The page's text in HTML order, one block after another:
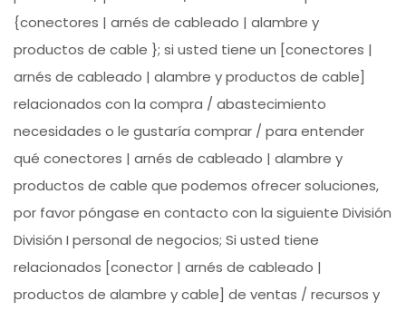
{conectores | arnés de cableado | alambre y
productos de cable }; si usted tiene un [conectores |
arnés de cableado | alambre y productos de cable]
relacionados con la compra / abastecimiento
necesidades o le gustaría comprar / para entender
qué conectores | arnés de cableado | alambre y
productos de cable que podemos ofrecer soluciones,
por favor póngase en contacto con la siguiente División
División I personal de negocios; Si usted tiene
relacionados [conector | arnés de cableado |
productos de alambre y cable] de ventas / recursos y